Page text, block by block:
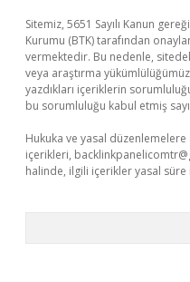
Sitemiz, 5651 Sayılı Kanun
Kurumu (BTK) tarafından
vermektedir. Bu nedenle,
veya araştırma
yazdıkları içeriklerin
bu sorumluluğu kabul etmiş
Hukuka ve yasal
içerikleri,
halinde, ilgili içerikler yasal süre